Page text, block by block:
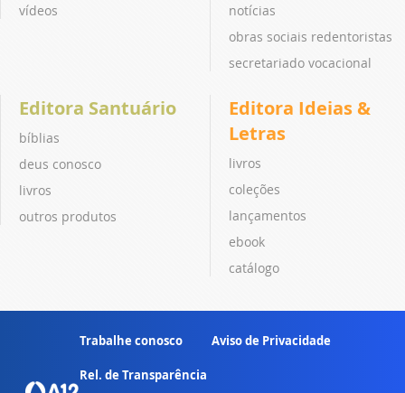
vídeos
notícias
obras sociais redentoristas
secretariado vocacional
Editora Santuário
bíblias
deus conosco
livros
outros produtos
Editora Ideias &
Letras
livros
coleções
lançamentos
ebook
catálogo
Trabalhe conosco Aviso de Privacidade
Rel. de Transparência